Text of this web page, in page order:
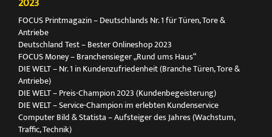
FOCUS Printmagazin – Deutschlands Nr. 1 für Türen, Tore &
Antriebe
Deutschland Test – Bester Onlineshop 2023
FOCUS Money – Branchensieger „Rund ums Haus“
DIE WELT – Nr. 1 in Kundenzufriedenheit (Branche Türen, Tore &
Antriebe)
DIE WELT – Preis-Champion 2023 (Kundenbegeisterung)
DIE WELT – Service-Champion im erlebten Kundenservice
Computer Bild & Statista – Aufsteiger des Jahres (Wachstum,
Traffic, Technik)